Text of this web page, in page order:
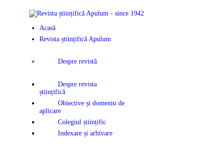
Acasă
Revista științifică Apulum
Despre revistă
Despre revista
științifică
Obiective și domeniu de
aplicare
Colegiul științific
Indexare și arhivare
ACASĂ